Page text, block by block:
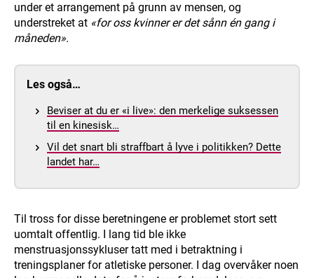
under et arrangement på grunn av mensen, og
understreket at «for oss kvinner er det sånn én gang i
måneden».
Les også…
Beviser at du er «i live»: den merkelige suksessen
til en kinesisk…
Vil det snart bli straffbart å lyve i politikken? Dette
landet har…
Til tross for disse beretningene er problemet stort sett
uomtalt offentlig. I lang tid ble ikke
menstruasjonssykluser tatt med i betraktning i
treningsplaner for atletiske personer. I dag overvåker noen